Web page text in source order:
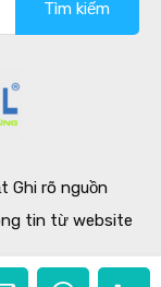
kiếm
cho:
Ghi rõ nguồn
tin từ website